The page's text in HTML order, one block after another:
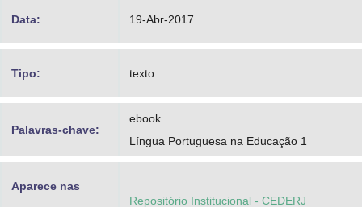
Data: 19-Abr-2017
Tipo: texto
Palavras-chave:
ebook
Língua Portuguesa na Educação 1
Aparece nas
Repositório Institucional - CEDERJ